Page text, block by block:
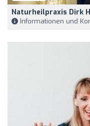
Naturheilpraxis Dirk
Informationen und